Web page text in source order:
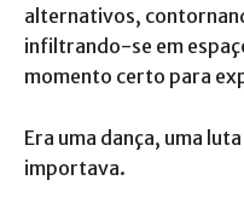
alternativos,
infiltrando-se em
momento certo para
Era uma dança, uma
importava.